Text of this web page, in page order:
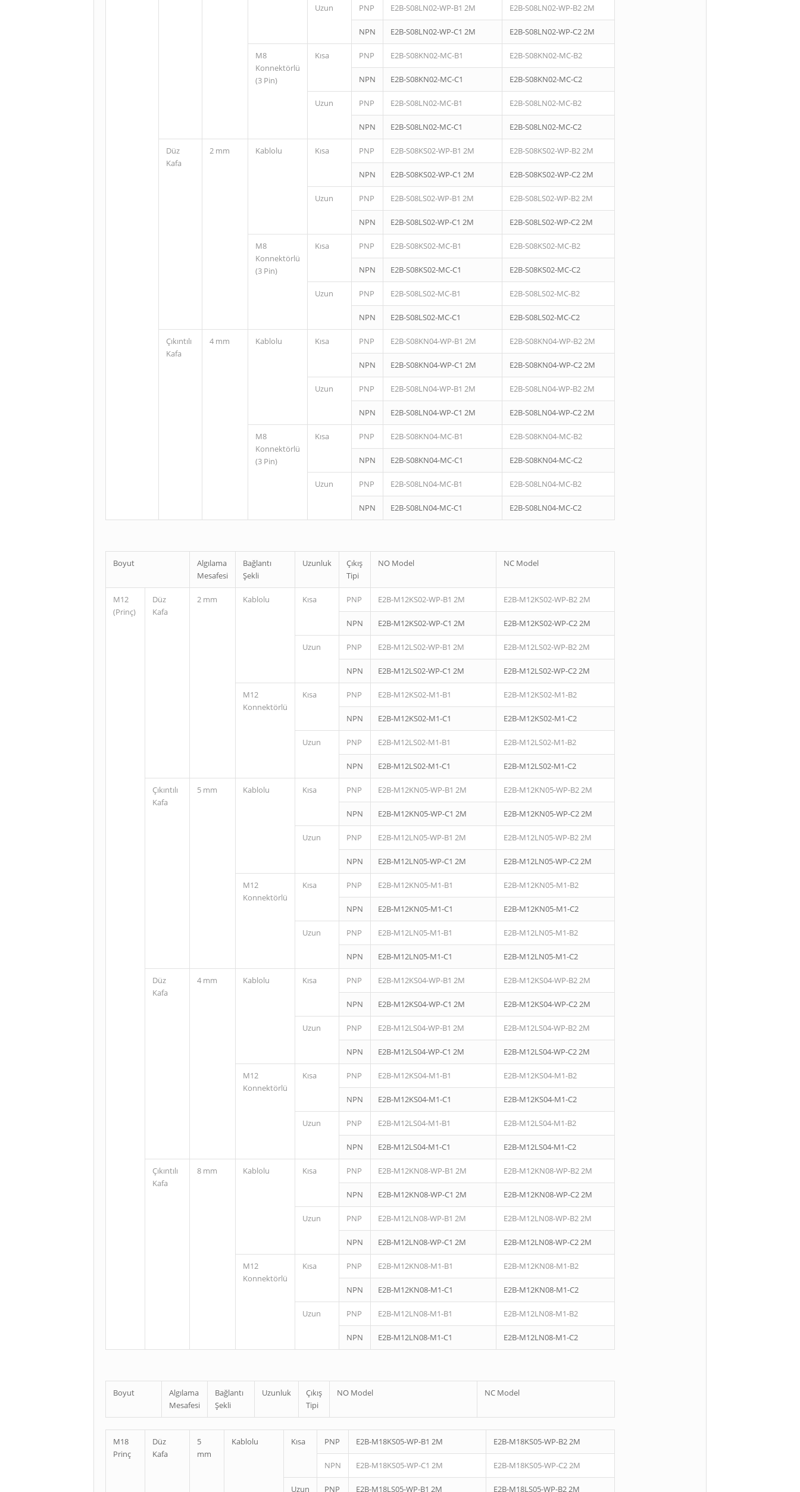
Uzun PNP E2B-S08LN02-WP-B1 2M E2B-S08LN02-WP-B2 2M
NPN E2B-S08LN02-WP-C1 2M E2B-S08LN02-WP-C2 2M
M8
Konnektörlü
(3 Pin)
Kısa PNP E2B-S08KN02-MC-B1 E2B-S08KN02-MC-B2
NPN E2B-S08KN02-MC-C1 E2B-S08KN02-MC-C2
Uzun PNP E2B-S08LN02-MC-B1 E2B-S08LN02-MC-B2
NPN E2B-S08LN02-MC-C1 E2B-S08LN02-MC-C2
Düz
Kafa
2 mm Kablolu Kısa PNP E2B-S08KS02-WP-B1 2M E2B-S08KS02-WP-B2 2M
NPN E2B-S08KS02-WP-C1 2M E2B-S08KS02-WP-C2 2M
Uzun PNP E2B-S08LS02-WP-B1 2M E2B-S08LS02-WP-B2 2M
NPN E2B-S08LS02-WP-C1 2M E2B-S08LS02-WP-C2 2M
M8
Konnektörlü
(3 Pin)
Kısa PNP E2B-S08KS02-MC-B1 E2B-S08KS02-MC-B2
NPN E2B-S08KS02-MC-C1 E2B-S08KS02-MC-C2
Uzun PNP E2B-S08LS02-MC-B1 E2B-S08LS02-MC-B2
NPN E2B-S08LS02-MC-C1 E2B-S08LS02-MC-C2
Çıkıntılı
Kafa
4 mm Kablolu Kısa PNP E2B-S08KN04-WP-B1 2M E2B-S08KN04-WP-B2 2M
NPN E2B-S08KN04-WP-C1 2M E2B-S08KN04-WP-C2 2M
Uzun PNP E2B-S08LN04-WP-B1 2M E2B-S08LN04-WP-B2 2M
NPN E2B-S08LN04-WP-C1 2M E2B-S08LN04-WP-C2 2M
M8
Konnektörlü
(3 Pin)
Kısa PNP E2B-S08KN04-MC-B1 E2B-S08KN04-MC-B2
NPN E2B-S08KN04-MC-C1 E2B-S08KN04-MC-C2
Uzun PNP E2B-S08LN04-MC-B1 E2B-S08LN04-MC-B2
NPN E2B-S08LN04-MC-C1 E2B-S08LN04-MC-C2
Boyut
Algılama
Mesafesi
Bağlantı
Şekli
Uzunluk
Çıkış
Tipi
NO Model NC Model
M12
(Prinç)
Düz
Kafa
2 mm Kablolu Kısa PNP E2B-M12KS02-WP-B1 2M E2B-M12KS02-WP-B2 2M
NPN E2B-M12KS02-WP-C1 2M E2B-M12KS02-WP-C2 2M
Uzun PNP E2B-M12LS02-WP-B1 2M E2B-M12LS02-WP-B2 2M
NPN E2B-M12LS02-WP-C1 2M E2B-M12LS02-WP-C2 2M
M12
Konnektörlü
Kısa PNP E2B-M12KS02-M1-B1 E2B-M12KS02-M1-B2
NPN E2B-M12KS02-M1-C1 E2B-M12KS02-M1-C2
Uzun PNP E2B-M12LS02-M1-B1 E2B-M12LS02-M1-B2
NPN E2B-M12LS02-M1-C1 E2B-M12LS02-M1-C2
Çıkıntılı
Kafa
5 mm Kablolu Kısa PNP E2B-M12KN05-WP-B1 2M E2B-M12KN05-WP-B2 2M
NPN E2B-M12KN05-WP-C1 2M E2B-M12KN05-WP-C2 2M
Uzun PNP E2B-M12LN05-WP-B1 2M E2B-M12LN05-WP-B2 2M
NPN E2B-M12LN05-WP-C1 2M E2B-M12LN05-WP-C2 2M
M12
Konnektörlü
Kısa PNP E2B-M12KN05-M1-B1 E2B-M12KN05-M1-B2
NPN E2B-M12KN05-M1-C1 E2B-M12KN05-M1-C2
Uzun PNP E2B-M12LN05-M1-B1 E2B-M12LN05-M1-B2
NPN E2B-M12LN05-M1-C1 E2B-M12LN05-M1-C2
Düz
Kafa
4 mm Kablolu Kısa PNP E2B-M12KS04-WP-B1 2M E2B-M12KS04-WP-B2 2M
NPN E2B-M12KS04-WP-C1 2M E2B-M12KS04-WP-C2 2M
Uzun PNP E2B-M12LS04-WP-B1 2M E2B-M12LS04-WP-B2 2M
NPN E2B-M12LS04-WP-C1 2M E2B-M12LS04-WP-C2 2M
M12
Konnektörlü
Kısa PNP E2B-M12KS04-M1-B1 E2B-M12KS04-M1-B2
NPN E2B-M12KS04-M1-C1 E2B-M12KS04-M1-C2
Uzun PNP E2B-M12LS04-M1-B1 E2B-M12LS04-M1-B2
NPN E2B-M12LS04-M1-C1 E2B-M12LS04-M1-C2
Çıkıntılı
Kafa
8 mm Kablolu Kısa PNP E2B-M12KN08-WP-B1 2M E2B-M12KN08-WP-B2 2M
NPN E2B-M12KN08-WP-C1 2M E2B-M12KN08-WP-C2 2M
Uzun PNP E2B-M12LN08-WP-B1 2M E2B-M12LN08-WP-B2 2M
NPN E2B-M12LN08-WP-C1 2M E2B-M12LN08-WP-C2 2M
M12
Konnektörlü
Kısa PNP E2B-M12KN08-M1-B1 E2B-M12KN08-M1-B2
NPN E2B-M12KN08-M1-C1 E2B-M12KN08-M1-C2
Uzun PNP E2B-M12LN08-M1-B1 E2B-M12LN08-M1-B2
NPN E2B-M12LN08-M1-C1 E2B-M12LN08-M1-C2
Boyut
Algılama
Mesafesi
Bağlantı
Şekli
Uzunluk
Çıkış
Tipi
NO Model NC Model
M18
Prinç
Düz
Kafa
5
mm
Kablolu Kısa PNP E2B-M18KS05-WP-B1 2M E2B-M18KS05-WP-B2 2M
NPN E2B-M18KS05-WP-C1 2M E2B-M18KS05-WP-C2 2M
Uzun PNP E2B-M18LS05-WP-B1 2M E2B-M18LS05-WP-B2 2M